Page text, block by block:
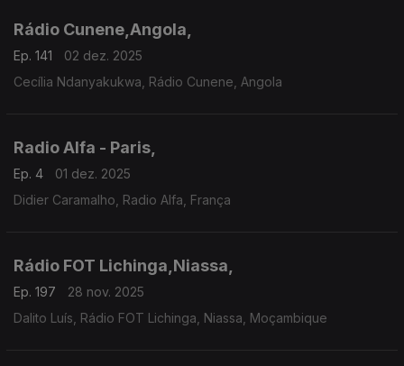
Rádio Cunene,Angola,
Ep. 141
02 dez. 2025
Cecília Ndanyakukwa, Rádio Cunene, Angola
Radio Alfa - Paris,
Ep. 4
01 dez. 2025
Didier Caramalho, Radio Alfa, França
Rádio FOT Lichinga,Niassa,
Ep. 197
28 nov. 2025
Dalito Luís, Rádio FOT Lichinga, Niassa, Moçambique